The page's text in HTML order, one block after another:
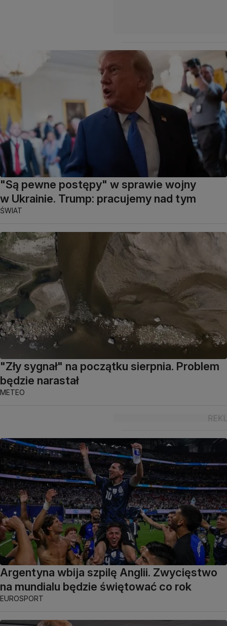
"Są pewne postępy" w sprawie wojny
w Ukrainie. Trump: pracujemy nad tym
ŚWIAT
"Zły sygnał" na początku sierpnia. Problem
będzie narastał
METEO
Argentyna wbija szpilę Anglii. Zwycięstwo
na mundialu będzie świętować co rok
EUROSPORT